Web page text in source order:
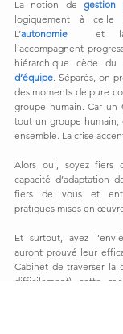
La notion de gestion
logiquement à celle
L’autonomie et
l’accompagnent
hiérarchique cède
d’équipe . Séparés, on
des moments de pure
groupe humain. Car un
tout un groupe humain,
ensemble. La crise
Alors oui, soyez
capacité d’adaptation
fiers de vous et
pratiques mises en
Et surtout, ayez
auront prouvé leur
Cabinet de traverser la
difficilement) cette